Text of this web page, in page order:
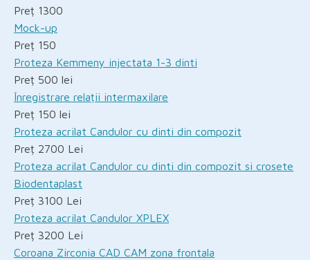
Preț 1300
Mock-up
Preț 150
Proteza Kemmeny injectata 1-3 dinti
Preț 500 lei
Înregistrare relații intermaxilare
Preț 150 lei
Proteza acrilat Candulor cu dinti din compozit
Preț 2700 Lei
Proteza acrilat Candulor cu dinti din compozit si crosete
Biodentaplast
Preț 3100 Lei
Proteza acrilat Candulor XPLEX
Preț 3200 Lei
Coroana Zirconia CAD CAM zona frontala